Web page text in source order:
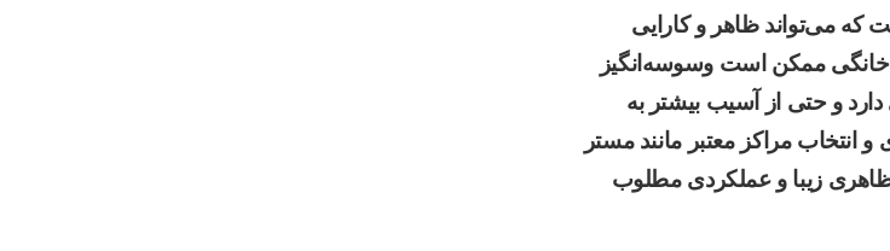
که می‌تواند ظاهر و کارایی
خانگی ممکن است وسوسه‌انگیز
دارد و حتی از آسیب بیشتر به
انتخاب مراکز معتبر مانند مستر
ظاهری زیبا و عملکردی مطلوب